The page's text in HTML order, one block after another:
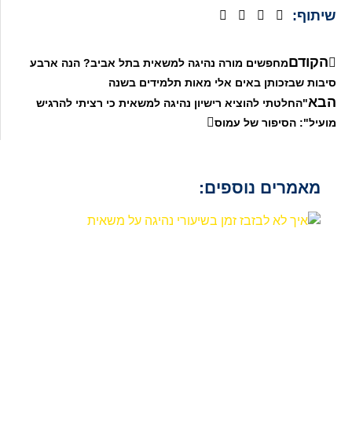
שיתוף:
הקודםמחפשים מורה נהיגה למשאית בתל אביב? הנה ארבע
סיבות שבזכותן באים אלי מאות תלמידים בשנה
הבא"החלטתי להוציא רישיון נהיגה למשאית כי רציתי להרגיש
מועיל": הסיפור של עמוס
מאמרים נוספים: